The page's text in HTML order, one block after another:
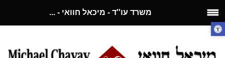
משרד עו''ד - מיכאל חוואי - ...